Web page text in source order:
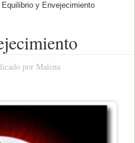
Equilibrio y Envejecimiento
por Malena